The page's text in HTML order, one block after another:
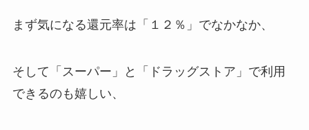
まず気になる還元率は「１２％」でなかなか、
そして「スーパー」と「ドラッグストア」で利用
できるのも嬉しい、